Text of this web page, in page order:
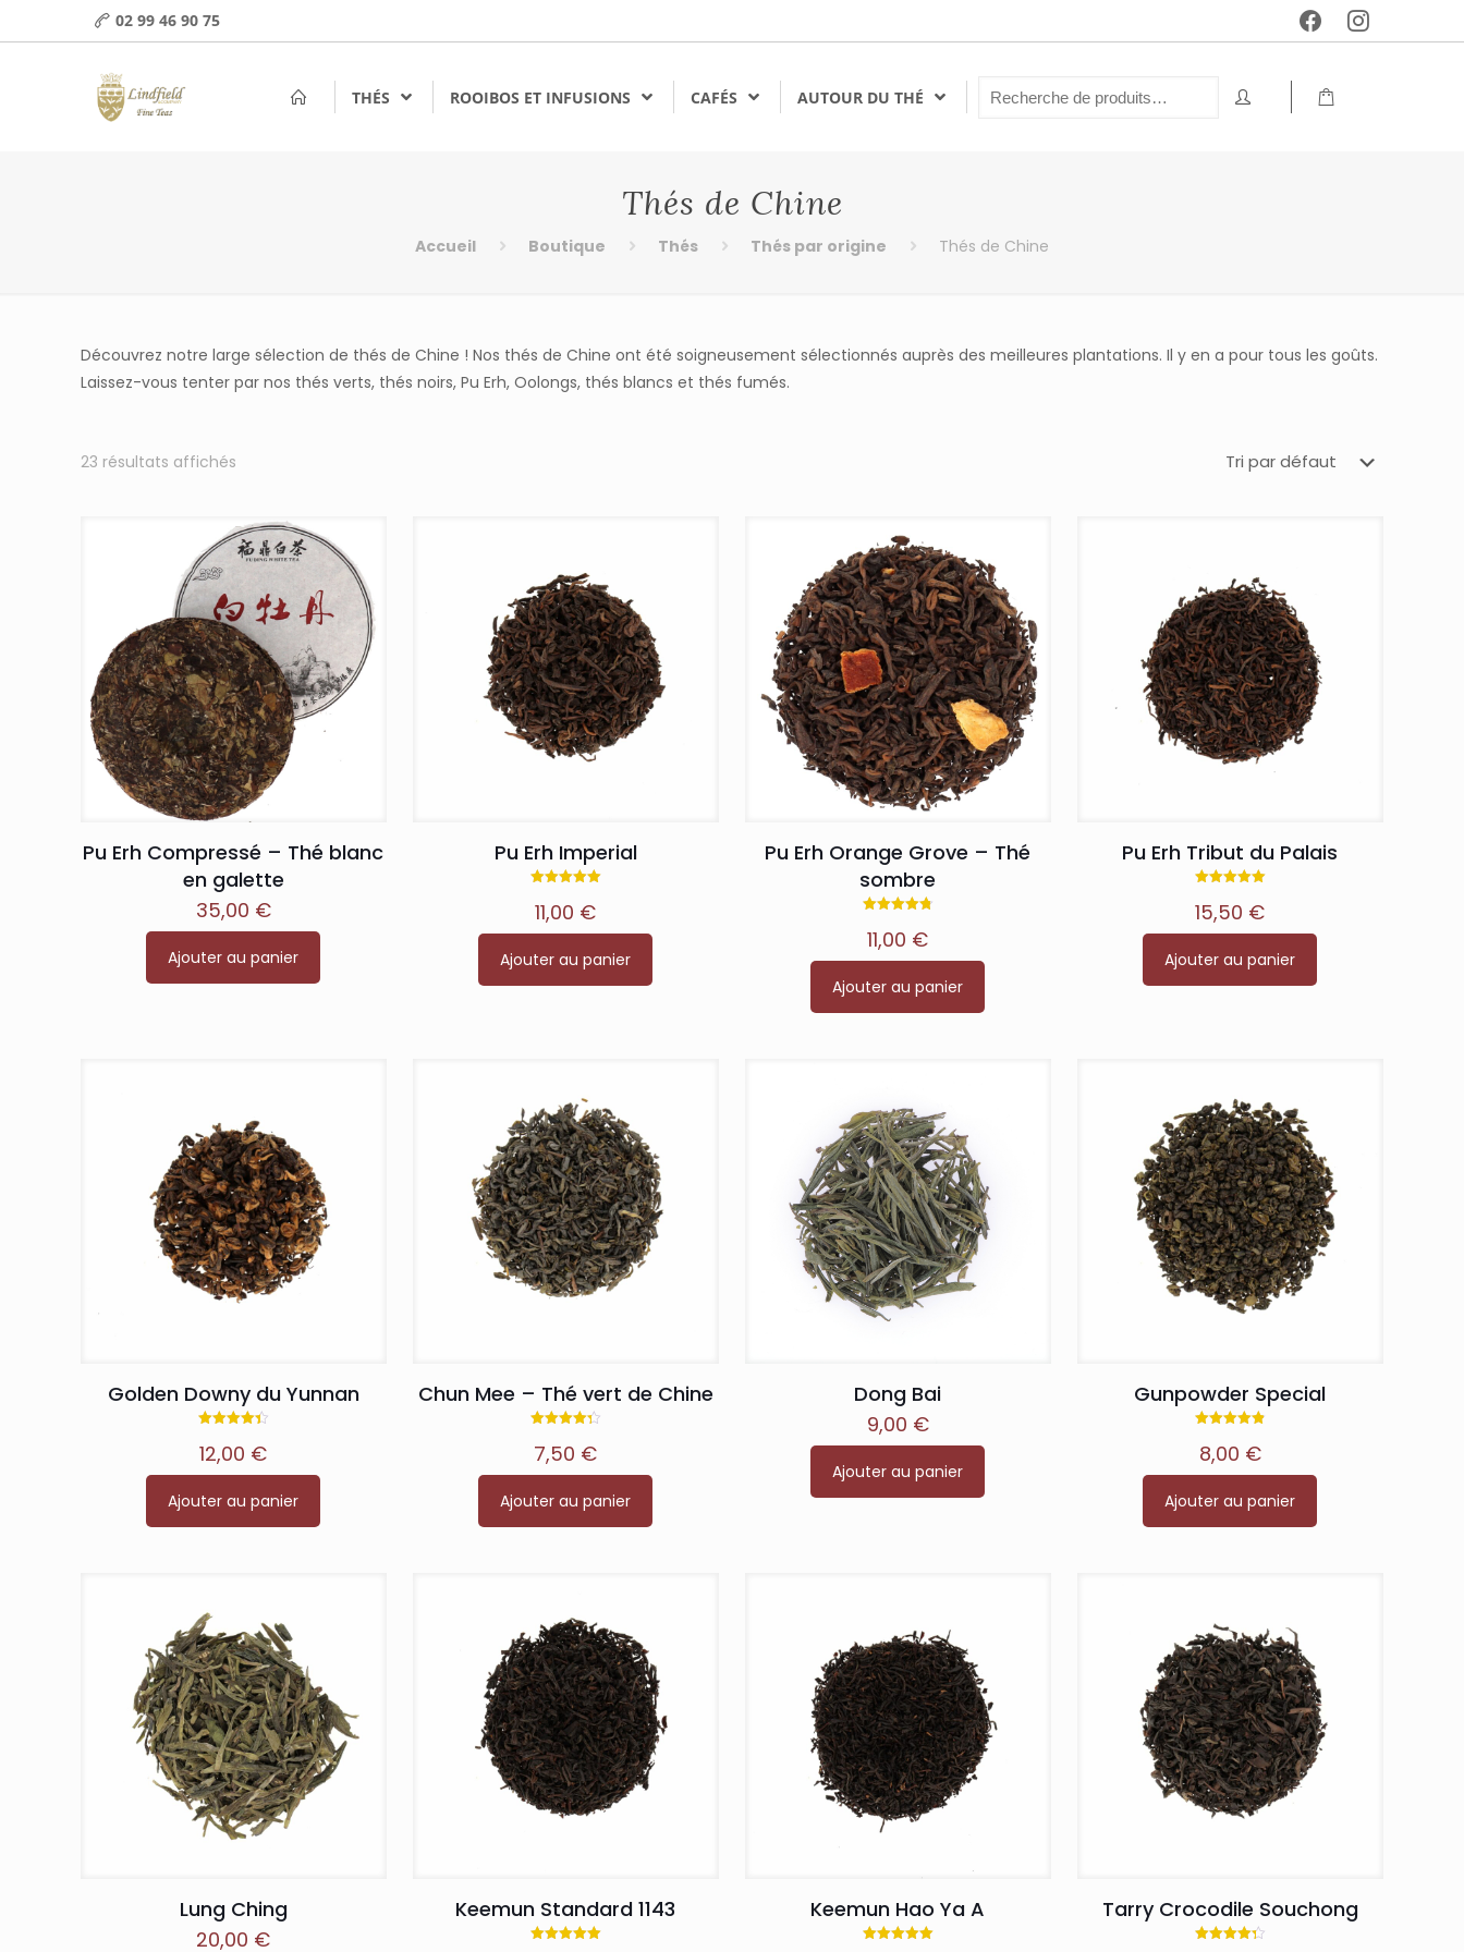
02 99 46 90 75
THÉS ROOIBOS ET INFUSIONS CAFÉS AUTOUR DU THÉ
Thés de Chine
Accueil Boutique Thés Thés par origine Thés de Chine
Découvrez notre large sélection de thés de Chine ! Nos thés de Chine ont été soigneusement sélectionnés auprès des meilleures plantations. Il y en a pour tous les goûts.
Laissez-vous tenter par nos thés verts, thés noirs, Pu Erh, Oolongs, thés blancs et thés fumés.
23 résultats affichés
Pu Erh Compressé – Thé blanc
en galette
35,00 €
Ajouter au panier
Pu Erh Imperial
5.00
sur 5
11,00 €
Ajouter au panier
Pu Erh Orange Grove – Thé
sombre
4.78
sur 5
11,00 €
Ajouter au panier
Pu Erh Tribut du Palais
5.00
sur 5
15,50 €
Ajouter au panier
Golden Downy du Yunnan
4.40
sur 5
12,00 €
Ajouter au panier
Chun Mee – Thé vert de Chine
4.33
sur 5
7,50 €
Ajouter au panier
Dong Bai
9,00 €
Ajouter au panier
Gunpowder Special
4.86
sur 5
8,00 €
Ajouter au panier
Lung Ching
20,00 €
Keemun Standard 1143 Keemun Hao Ya A Tarry Crocodile Souchong